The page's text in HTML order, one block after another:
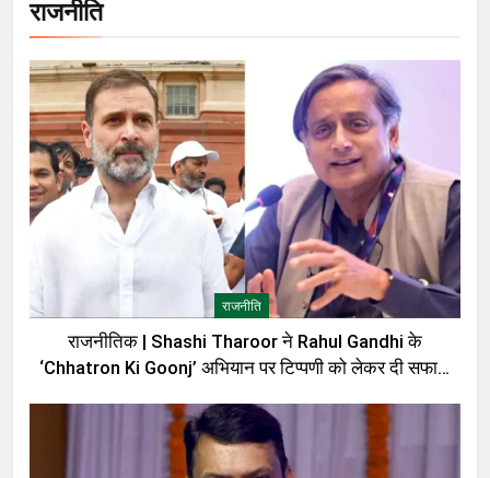
राजनीति
राजनीति
राजनीतिक | Shashi Tharoor ने Rahul Gandhi के
‘Chhatron Ki Goonj’ अभियान पर टिप्पणी को लेकर दी सफाई,